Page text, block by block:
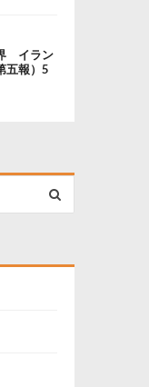
イラン
五報）5